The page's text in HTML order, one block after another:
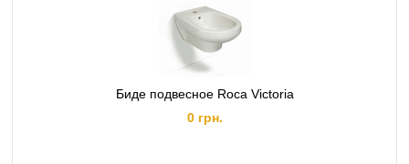
Биде подвесное Roca Victoria
0 грн.